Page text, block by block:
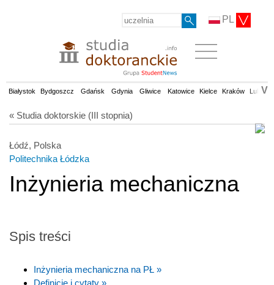
PL
Białystok Bydgoszcz Gdańsk Gdynia Gliwice Katowice Kielce Kraków Lublin
V
« Studia doktorskie (III stopnia)
Łódź, Polska
Politechnika Łódzka
Inżynieria mechaniczna
Spis treści
Inżynieria mechaniczna na PŁ »
Definicje i cytaty »